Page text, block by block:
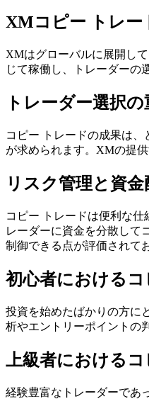
XMコピー トレー
XMはグローバルに展開し
じて稼働し、トレーダーの
トレーダー選択
コピー トレードの成果は
が求められます。XMの提
リスク管理と資金
コピー トレードは便利な
レーダーに資金を分散して
制御できる点が評価されて
初心者における
投資を始めたばかりの方に
析やエントリーポイントの
上級者における
経験豊富なトレーダーであ